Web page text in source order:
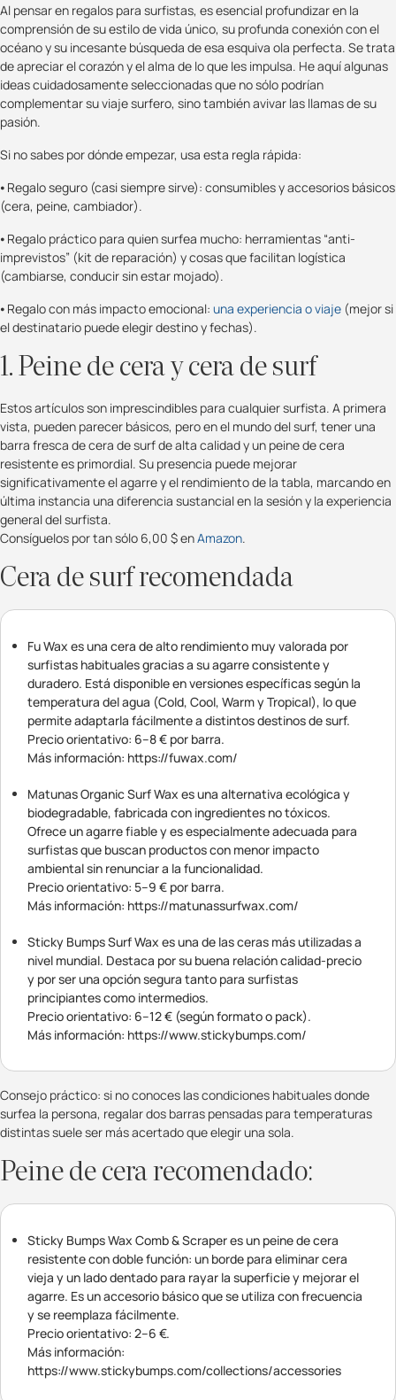
Al pensar en regalos para surfistas, es esencial profundizar en la
comprensión de su estilo de vida único, su profunda conexión con el
océano y su incesante búsqueda de esa esquiva ola perfecta. Se trata
de apreciar el corazón y el alma de lo que les impulsa. He aquí algunas
ideas cuidadosamente seleccionadas que no sólo podrían
complementar su viaje surfero, sino también avivar las llamas de su
pasión.
Si no sabes por dónde empezar, usa esta regla rápida:
⦁ Regalo seguro (casi siempre sirve): consumibles y accesorios básicos
(cera, peine, cambiador).
⦁ Regalo práctico para quien surfea mucho: herramientas “anti-
imprevistos” (kit de reparación) y cosas que facilitan logística
(cambiarse, conducir sin estar mojado).
⦁ Regalo con más impacto emocional: una experiencia o viaje (mejor si
el destinatario puede elegir destino y fechas).
1. Peine de cera y cera de surf
Estos artículos son imprescindibles para cualquier surfista. A primera
vista, pueden parecer básicos, pero en el mundo del surf, tener una
barra fresca de cera de surf de alta calidad y un peine de cera
resistente es primordial. Su presencia puede mejorar
significativamente el agarre y el rendimiento de la tabla, marcando en
última instancia una diferencia sustancial en la sesión y la experiencia
general del surfista.
Consíguelos por tan sólo 6,00 $ enAmazon.
Cera de surf recomendada
Fu Wax es una cera de alto rendimiento muy valorada por
surfistas habituales gracias a su agarre consistente y
duradero. Está disponible en versiones específicas según la
temperatura del agua (Cold, Cool, Warm y Tropical), lo que
permite adaptarla fácilmente a distintos destinos de surf.
Precio orientativo: 6–8 € por barra.
Más información: https://fuwax.com/
Matunas Organic Surf Wax es una alternativa ecológica y
biodegradable, fabricada con ingredientes no tóxicos.
Ofrece un agarre fiable y es especialmente adecuada para
surfistas que buscan productos con menor impacto
ambiental sin renunciar a la funcionalidad.
Precio orientativo: 5–9 € por barra.
Más información: https://matunassurfwax.com/
Sticky Bumps Surf Wax es una de las ceras más utilizadas a
nivel mundial. Destaca por su buena relación calidad-precio
y por ser una opción segura tanto para surfistas
principiantes como intermedios.
Precio orientativo: 6–12 € (según formato o pack).
Más información: https://www.stickybumps.com/
Consejo práctico: si no conoces las condiciones habituales donde
surfea la persona, regalar dos barras pensadas para temperaturas
distintas suele ser más acertado que elegir una sola.
Peine de cera recomendado:
Sticky Bumps Wax Comb & Scraper es un peine de cera
resistente con doble función: un borde para eliminar cera
vieja y un lado dentado para rayar la superficie y mejorar el
agarre. Es un accesorio básico que se utiliza con frecuencia
y se reemplaza fácilmente.
Precio orientativo: 2–6 €.
Más información:
https://www.stickybumps.com/collections/accessories